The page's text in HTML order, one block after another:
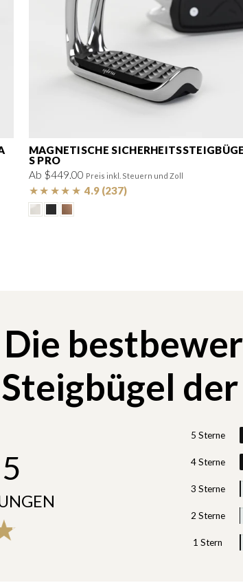
MAGNETISCHE
S PRO
Ab $449.00 Preis inkl. Steuern und Zoll
★★ ★★ ★ 4.9 (237)
Die
Steigbügel
5 Sterne
4 Sterne
3 Sterne
2 Sterne
1 Stern